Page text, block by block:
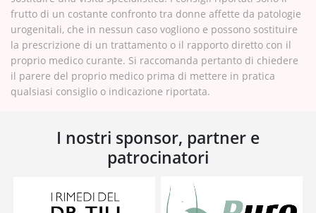
frutto di un costante confronto tra donne affette da patologie
urogenitali, che in nessun caso vogliono e possono sostituire
la prescrizione di un trattamento o il rapporto diretto con il
proprio medico curante. Si raccomanda pertanto di chiedere
il parere del proprio medico prima di mettere in pratica
qualsiasi consiglio o indicazione riportata.
I nostri sponsor, partner e
patrocinatori